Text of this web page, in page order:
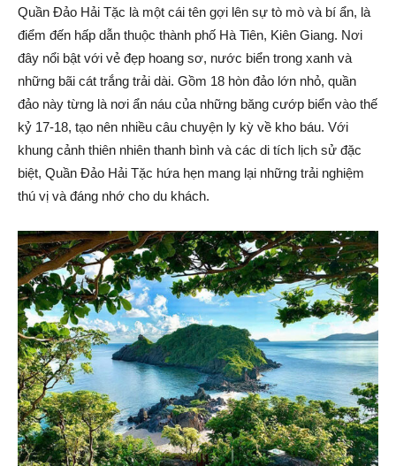
Quần Đảo Hải Tặc là một cái tên gợi lên sự tò mò và bí ẩn, là
điểm đến hấp dẫn thuộc thành phố Hà Tiên, Kiên Giang. Nơi
đây nổi bật với vẻ đẹp hoang sơ, nước biển trong xanh và
những bãi cát trắng trải dài. Gồm 18 hòn đảo lớn nhỏ, quần
đảo này từng là nơi ẩn náu của những băng cướp biển vào thế
kỷ 17-18, tạo nên nhiều câu chuyện ly kỳ về kho báu. Với
khung cảnh thiên nhiên thanh bình và các di tích lịch sử đặc
biệt, Quần Đảo Hải Tặc hứa hẹn mang lại những trải nghiệm
thú vị và đáng nhớ cho du khách.